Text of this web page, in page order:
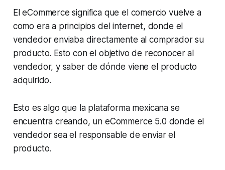
El eCommerce significa que el comercio vuelve a
como era a principios del internet, donde el
vendedor enviaba directamente al comprador su
producto. Esto con el objetivo de reconocer al
vendedor, y saber de dónde viene el producto
adquirido.
Esto es algo que la plataforma mexicana se
encuentra creando, un eCommerce 5.0 donde el
vendedor sea el responsable de enviar el
producto.